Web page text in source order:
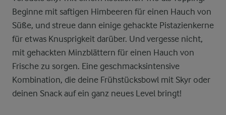
Beginne mit saftigen Himbeeren für einen Hauch von
Süße, und streue dann einige gehackte Pistazienkerne
für etwas Knusprigkeit darüber. Und vergesse nicht,
mit gehackten Minzblättern für einen Hauch von
Frische zu sorgen. Eine geschmacksintensive
Kombination, die deine Frühstücksbowl mit Skyr oder
deinen Snack auf ein ganz neues Level bringt!